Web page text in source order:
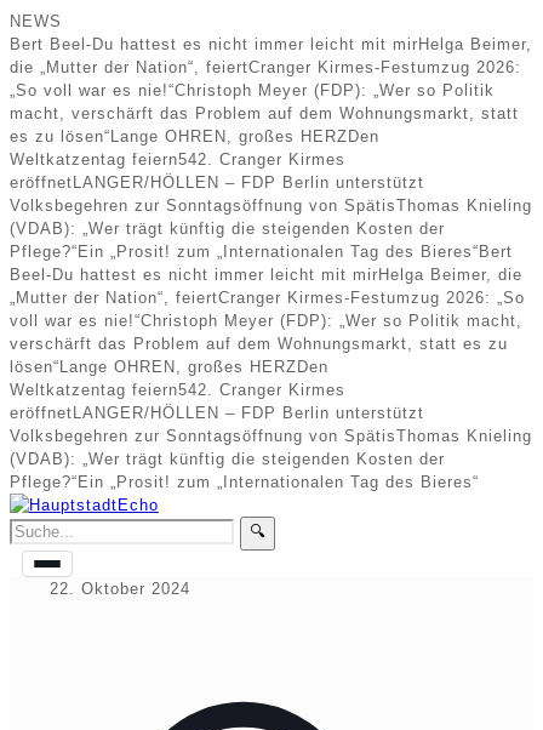
NEWS
Bert Beel-Du hattest es nicht immer leicht mit mir Helga Beimer,
die „Mutter der Nation“, feiertCranger Kirmes-Festumzug 2026:
„So voll war es nie!“Christoph Meyer (FDP): „Wer so Politik
macht, verschärft das Problem auf dem Wohnungsmarkt, statt
es zu lösen“ Lange OHREN, großes HERZ Den
Weltkatzentag feiern542. Cranger Kirmes
eröffnet LANGER/HÖLLEN – FDP Berlin unterstützt
Volksbegehren zur Sonntagsöffnung von SpätisThomas Knieling
(VDAB): „Wer trägt künftig die steigenden Kosten der
Pflege?“ Ein „Prosit! zum „Internationalen Tag des Bieres“ Bert
Beel-Du hattest es nicht immer leicht mit mir Helga Beimer, die
„Mutter der Nation“, feiertCranger Kirmes-Festumzug 2026: „So
voll war es nie!“Christoph Meyer (FDP): „Wer so Politik macht,
verschärft das Problem auf dem Wohnungsmarkt, statt es zu
lösen“ Lange OHREN, großes HERZ Den
Weltkatzentag feiern542. Cranger Kirmes
eröffnet LANGER/HÖLLEN – FDP Berlin unterstützt
Volksbegehren zur Sonntagsöffnung von SpätisThomas Knieling
(VDAB): „Wer trägt künftig die steigenden Kosten der
Pflege?“ Ein „Prosit! zum „Internationalen Tag des Bieres“
🔍
22. Oktober 2024